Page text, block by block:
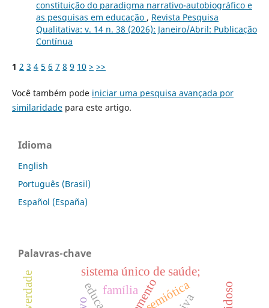
constituição do paradigma narrativo-autobiográfico e
as pesquisas em educação , Revista Pesquisa
Qualitativa: v. 14 n. 38 (2026): Janeiro/Abril: Publicação
Contínua
1 2 3 4 5 6 7 8 9 10 > >>
Você também pode iniciar uma pesquisa avançada por
similaridadepara este artigo.
Idioma
English
Português (Brasil)
Español (España)
Palavras-chave
sistema único de saúde;
semiótica
família